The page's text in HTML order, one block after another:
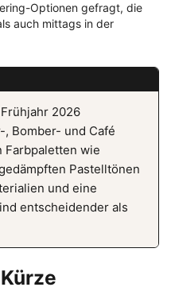
Optionen gefragt, die
auch mittags in der
2026
Bomber- und Café
Farbpaletten wie
Pastelltönen
und eine
entscheidender als